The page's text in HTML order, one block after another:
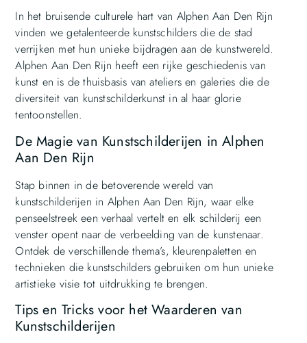
In het bruisende culturele hart van Alphen Aan Den Rijn
vinden we getalenteerde kunstschilders die de stad
verrijken met hun unieke bijdragen aan de kunstwereld.
Alphen Aan Den Rijn heeft een rijke geschiedenis van
kunst en is de thuisbasis van ateliers en galeries die de
diversiteit van kunstschilderkunst in al haar glorie
tentoonstellen.
De Magie van Kunstschilderijen in Alphen
Aan Den Rijn
Stap binnen in de betoverende wereld van
kunstschilderijen in Alphen Aan Den Rijn, waar elke
penseelstreek een verhaal vertelt en elk schilderij een
venster opent naar de verbeelding van de kunstenaar.
Ontdek de verschillende thema’s, kleurenpaletten en
technieken die kunstschilders gebruiken om hun unieke
artistieke visie tot uitdrukking te brengen.
Tips en Tricks voor het Waarderen van
Kunstschilderijen